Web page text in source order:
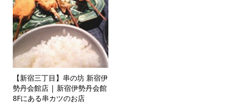
【新宿三丁目】串の坊 新宿伊
勢丹会館店 | 新宿伊勢丹会館
8Fにある串カツのお店